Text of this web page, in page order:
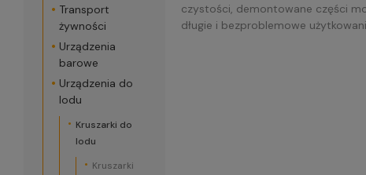
Transport
żywności
Urządzenia
barowe
Urządzenia do
lodu
Kruszarki do
lodu
Kruszarki
czystości, demontowane części
długie i bezproblemowe